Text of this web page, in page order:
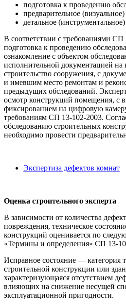
подготовка к проведению
предварительное
детальное
В соответствии с требованиями СП
подготовка к проведению
ознакомление с объектом
исполнительной документацией на
строительство сооружения, с
и имевшим место ремонтам и
предыдущих обследований.
осмотр конструкций помещения, с
фиксированием на цифровую
требованиям СП 13-102-2003.
обследованию строительных
необходимо провести
Экспертиза дефектов комнат
Оценка строительного эксперта
В зависимости от количества
повреждения, техническое
конструкций оценивается по
«Термины и определения» СП 13-
Исправное состояние — категория
строительной конструкции или
характеризующаяся отсутствием
влияющих на снижение несущей
эксплуатационной пригодности.